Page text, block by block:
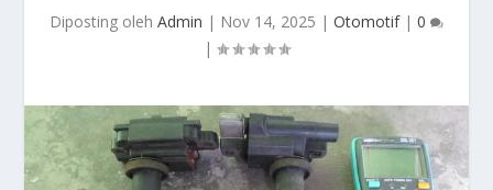
Diposting oleh Admin | Nov 14, 2025 | Otomotif| 0
|